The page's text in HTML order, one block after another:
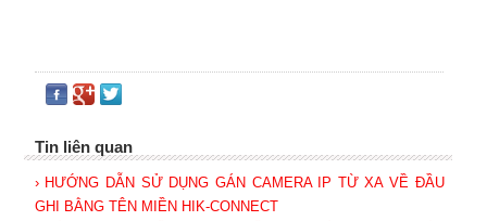
Tin liên quan
› HƯỚNG DẪN SỬ DỤNG GÁN CAMERA IP TỪ XA VỀ ĐẦU
GHI BẰNG TÊN MIỀN HIK-CONNECT